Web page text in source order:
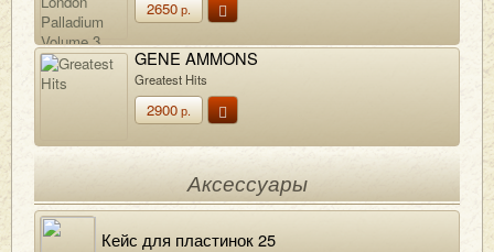
2650р.
GENE AMMONS
Greatest Hits
2900р.
Аксессуары
Кейс для пластинок 25